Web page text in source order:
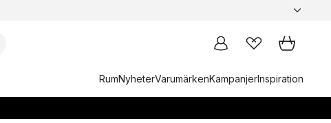
RumNyheterVarumärkenKampanjerInspiration